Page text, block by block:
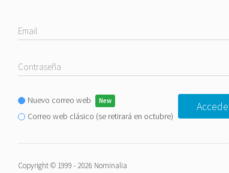
Nuevo correo web
Correo web clásico (se retirará en octubre)
Copyright © 1999 - 2026 Nominalia